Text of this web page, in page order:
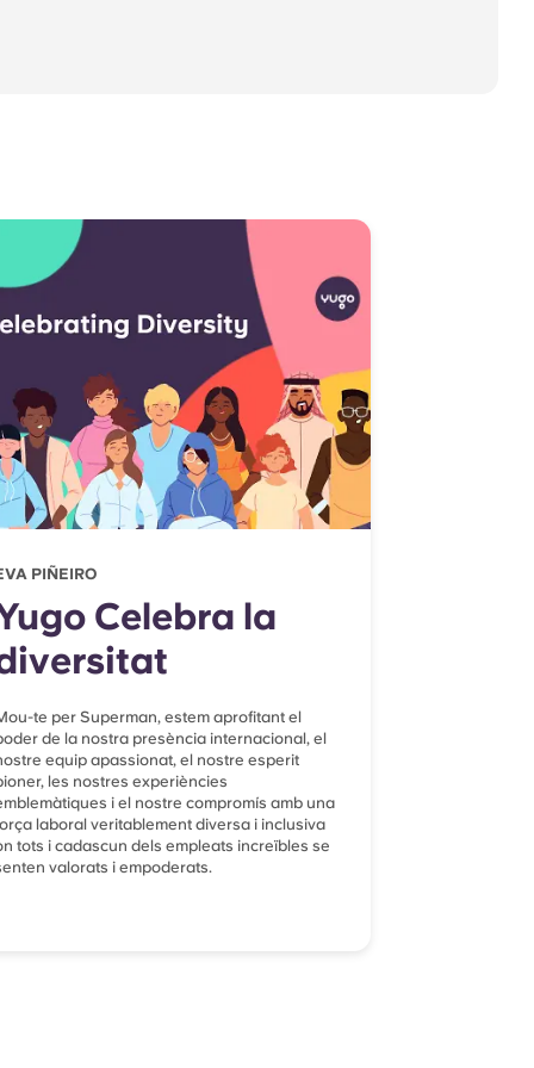
PIÑEIRO
Celebra la
te per Superman, estem aprofitant el
de la nostra presència internacional, el
equip apassionat, el nostre esperit
les nostres experiències
i el nostre compromís amb una
laboral veritablement diversa i inclusiva
tots i cadascun dels empleats increïbles se
valorats i empoderats.